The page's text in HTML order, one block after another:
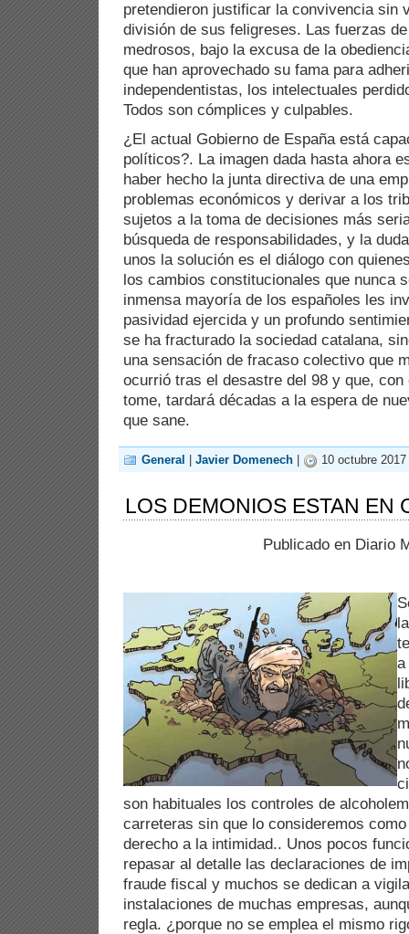
pretendieron justificar la convivencia sin
división de sus feligreses. Las fuerzas
medrosos, bajo la excusa de la
que han aprovechado su fama para
independentistas, los intelectuales
Todos son cómplices y culpables.
¿El actual Gobierno de España está
políticos?. La imagen dada hasta ahora
haber hecho la junta directiva de una
problemas económicos y derivar a los
sujetos a la toma de decisiones más
búsqueda de responsabilidades, y la
unos la solución es el diálogo con
los cambios constitucionales que nunca
inmensa mayoría de los españoles les
pasividad ejercida y un profundo
se ha fracturado la sociedad catalana,
una sensación de fracaso colectivo que
ocurrió tras el desastre del 98 y que, con
tome, tardará décadas a la espera de
que sane.
General Javier Domenech 10 octubre
LOS DEMONIOS ESTAN EN
Publicado en Diario
a
son habituales los controles de
carreteras sin que lo consideremos
derecho a la intimidad.. Unos pocos
repasar al detalle las declaraciones de
fraude fiscal y muchos se dedican a
instalaciones de muchas empresas,
regla. ¿porque no se emplea el mismo